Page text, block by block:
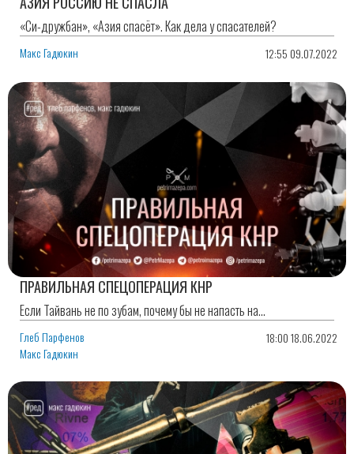
«Си-дружбан», «Азия спасёт». Как дела у спасателей?
Макс Гадюкин 12:55 09.07.2022
ПРАВИЛЬНАЯ СПЕЦОПЕРАЦИЯ КНР
Если Тайвань не по зубам, почему бы не напасть на…
Глеб Парфенов
Макс Гадюкин
18:00 18.06.2022